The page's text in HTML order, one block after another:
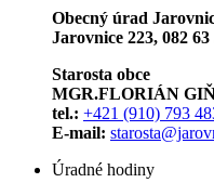
Obecný úrad
Jarovnice 223, 082
Starosta obce
MGR.FLORIÁN
tel.: +421 (910) 793
E-mail:
Úradné hodiny